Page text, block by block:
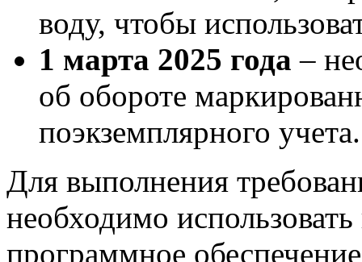
воду, чтобы
1 марта 2025 года –
об обороте
поэкземплярного учета.
Для выполнения
необходимо
программное